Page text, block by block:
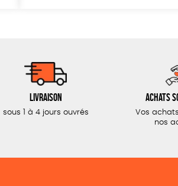
Livraison
sous 1 à 4 jours ouvrés
Achats
Vos
nos